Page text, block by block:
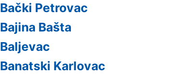
Bački Petrovac
Bajina Bašta
Baljevac
Banatski Karlovac